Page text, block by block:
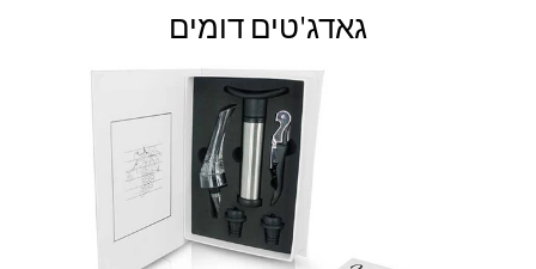
גאדג'טים דומים